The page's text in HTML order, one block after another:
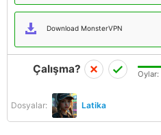
Download MonsterVPN
Dosyalar: Latika
Çalışma? Oylar: